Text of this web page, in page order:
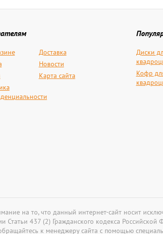
Доставка
Новости
Карта сайта
Диски
Кофр
на то, что данный интернет-сайт носит
Статьи 437 (2) Гражданского кодекса
к менеджеру сайта с помощью